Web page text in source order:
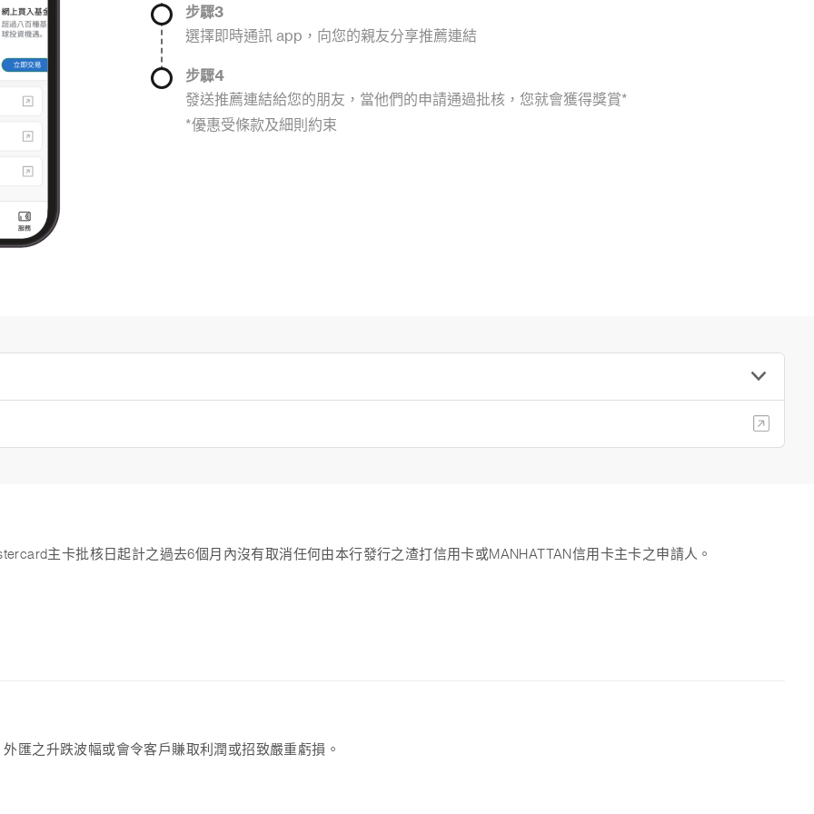
步驟3
選擇即時通訊 app，向您的親友分享推薦連結
步驟4
發送推薦連結給您的朋友，當他們的申請通過批核，您就會獲得獎賞*
*優惠受條款及細則約束
主卡批核日起計之過去6個月內沒有取消任何由本行發行之渣打信用卡或MANHATTAN信用卡主卡之申請人。
匯之升跌波幅或會令客戶賺取利潤或招致嚴重虧損。